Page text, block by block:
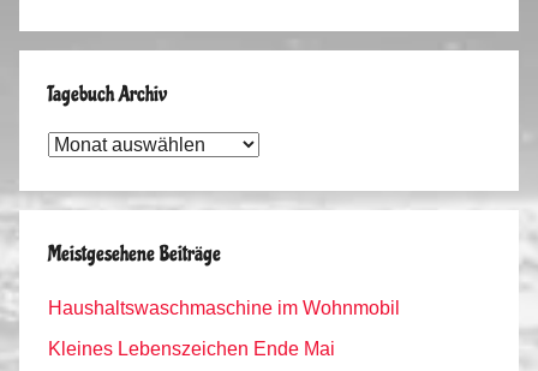
Tagebuch Archiv
Tagebuch
Meistgesehene Beiträge
Haushaltswaschmaschine im Wohnmobil
Kleines Lebenszeichen Ende Mai